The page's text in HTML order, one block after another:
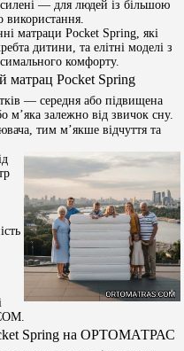
— для людей із більшою
використання.
матраци Pocket Spring, які
дитини, та елітні моделі з
комфорту.
матрац Pocket Spring
— середня або підвищена
м’яка залежно від звичок сну.
тим м’якше відчуття та
Spring на ОРТОМАТРАС